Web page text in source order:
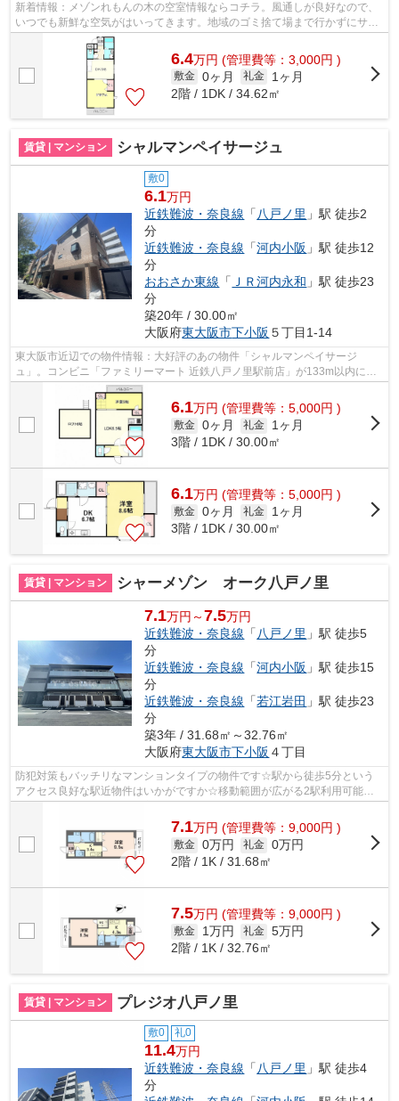
新着情報：メゾンれもんの木の空室情報ならコチラ。風通しが良好なので、
いつでも新鮮な空気がはいってきます。地域のゴミ捨て場まで行かずにサッ
とゴミ出しできるように、共用部にゴ...
6.4万円 (管理費等：3,000円 )
敷金 0ヶ月 礼金
1ヶ月
2階 / 1DK / 34.62㎡
賃貸 | マンション シャルマンペイサージュ
敷0
6.1万円
近鉄難波・奈良線 「 八戸ノ里 」駅 徒歩2
分
近鉄難波・奈良線 「河内小阪 」駅 徒歩12
分
おおさか東線 「 ＪＲ河内永和 」駅 徒歩23
分
築20年 / 30.00㎡
大阪府東大阪市下小阪 ５丁目1-14
東大阪市近辺での物件情報：大好評のあの物件「シャルマンペイサージ
ュ」。コンビニ「ファミリーマート 近鉄八戸ノ里駅前店」が133m以内にあ
る物件です。防犯対策もバッチリなマンショ...
6.1万円 (管理費等：5,000円 )
敷金 0ヶ月 礼金
1ヶ月
3階 / 1DK / 30.00㎡
6.1万円 (管理費等：5,000円 )
敷金 0ヶ月 礼金
1ヶ月
3階 / 1DK / 30.00㎡
賃貸 | マンション シャーメゾン オーク八戸ノ里
7.1万円～7.5万円
近鉄難波・奈良線 「 八戸ノ里 」駅 徒歩5
分
近鉄難波・奈良線 「河内小阪 」駅 徒歩15
分
近鉄難波・奈良線 「若江岩田 」駅 徒歩23
分
築3年 / 31.68㎡～32.76㎡
大阪府東大阪市下小阪 ４丁目
防犯対策もバッチリなマンションタイプの物件です☆駅から徒歩5分という
アクセス良好な駅近物件はいかがですか☆移動範囲が広がる2駅利用可能な
物件です☆お車をお持ちの方にオススメの、...
7.1万円 (管理費等：9,000円 )
敷金 0万円 礼金 0万円
2階 / 1K / 31.68㎡
7.5万円 (管理費等：9,000円 )
敷金 1万円 礼金 5万円
2階 / 1K / 32.76㎡
賃貸 | マンション プレジオ八戸ノ里
敷0 礼0
11.4万円
近鉄難波・奈良線 「八戸ノ里 」駅 徒歩4
分